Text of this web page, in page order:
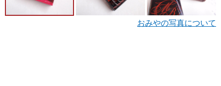
おみやの写真について